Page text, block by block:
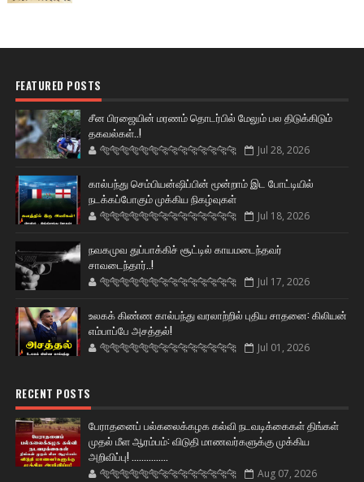
FEATURED POSTS
சீன பிரஜையின் மரணம் தொடர்பில் மேலும் பல திடுக்கிடும்
தகவல்கள்..!
🐅🐅🐅🐅🐅🐅🐆🐆🐆🐆🐆🐆🐆🐆 Jul 28, 2026
கால்பந்து செம்பியன்ஷிப்பின் மூன்றாம் இட போட்டியில்
நடக்கப்போகும் முக்கிய நிகழ்வுகள்
🐅🐅🐅🐅🐅🐅🐆🐆🐆🐆🐆🐆🐆🐆 Jul 18, 2026
நவகமுவ துப்பாக்கிச் சூட்டில் காயமடைந்தவர்
சாவடைந்தார்..!
🐅🐅🐅🐅🐅🐅🐆🐆🐆🐆🐆🐆🐆🐆 Jul 17, 2026
உலகக் கிண்ண கால்பந்து வரலாற்றில் புதிய சாதனை: கிலியன்
எம்பாப்பே அசத்தல்!
🐅🐅🐅🐅🐅🐅🐆🐆🐆🐆🐆🐆🐆🐆 Jul 01, 2026
RECENT POSTS
பேராதனைப் பல்கலைக்கழக கல்வி நடவடிக்கைகள் திங்கள்
முதல் மீள ஆரம்பம்: விடுதி மாணவர்களுக்கு முக்கிய
அறிவிப்பு! ...............
🐅🐅🐅🐅🐅🐅🐆🐆🐆🐆🐆🐆🐆🐆 Aug 07, 2026